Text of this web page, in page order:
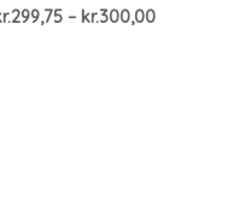
299,75 – kr.300,00